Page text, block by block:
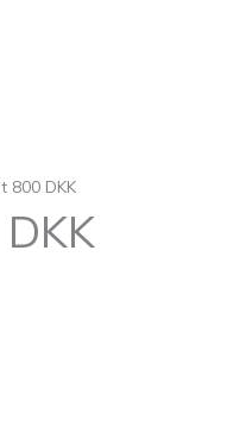
800 DKK